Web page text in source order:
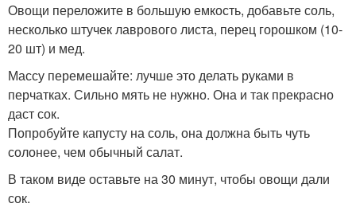
Овощи переложите в большую емкость, добавьте соль,
несколько штучек лаврового листа, перец горошком (10-
20 шт) и мед.
Массу перемешайте: лучше это делать руками в
перчатках. Сильно мять не нужно. Она и так прекрасно
даст сок.
Попробуйте капусту на соль, она должна быть чуть
солонее, чем обычный салат.
В таком виде оставьте на 30 минут, чтобы овощи дали
сок.